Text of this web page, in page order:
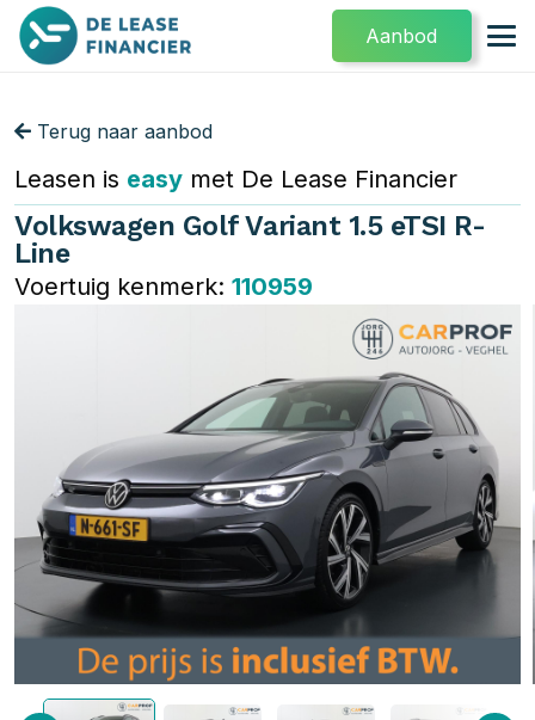
Aanbod
Terug naar aanbod
Leasen is easy met De Lease Financier
Volkswagen Golf Variant 1.5 eTSI R-
Line
Voertuig kenmerk: 110959